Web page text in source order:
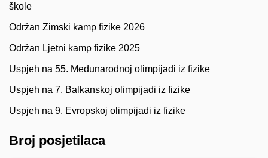
škole
Održan Zimski kamp fizike 2026
Održan Ljetni kamp fizike 2025
Uspjeh na 55. Međunarodnoj olimpijadi iz fizike
Uspjeh na 7. Balkanskoj olimpijadi iz fizike
Uspjeh na 9. Evropskoj olimpijadi iz fizike
Broj posjetilaca